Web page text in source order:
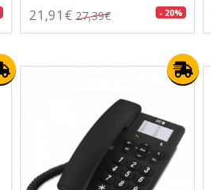
21,91€ 27,39€ - 20%